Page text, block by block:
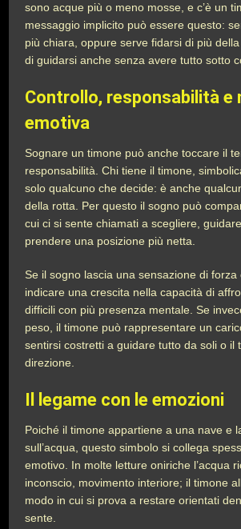
sono acque più o meno mosse, e c’è un
messaggio implicito può essere questo:
più chiara, oppure serve fidarsi di più
di guidarsi anche senza avere tutto sotto
Controllo, responsabilità e
emotiva
Sognare un timone può anche toccare il
responsabilità. Chi tiene il timone,
solo qualcuno che decide: è anche
della rotta. Per questo il sogno può
cui ci si sente chiamati a scegliere,
prendere una posizione più netta.
Se il sogno lascia una sensazione di forza
indicare una crescita nella capacità di
difficili con più presenza mentale. Se
peso, il timone può rappresentare un
sentirsi costretti a guidare tutto da soli o il
direzione.
Il legame con le emozioni
Poiché il timone appartiene a una nave e
sull’acqua, questo simbolo si collega
emotivo. In molte letture oniriche l’acqua
inconscio, movimento interiore; il timone
modo in cui si prova a restare orientati
sente.